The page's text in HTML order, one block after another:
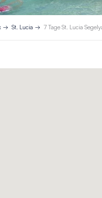
St. Lucia 7 Tage St. Lucia